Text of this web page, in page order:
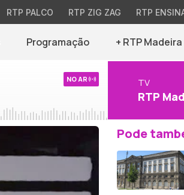
RTP PALCO RTP ZIG ZAG RTP
Programação + RTP Madeira
NO AR TV
RTP
Pode